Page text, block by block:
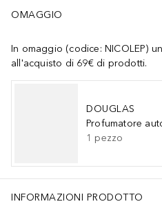
OMAGGIO
In omaggio (codice: NICOLEP)
all'acquisto di 69€ di prodotti.
DOUGLAS
Profumatore
1 pezzo
INFORMAZIONI PRODOTTO